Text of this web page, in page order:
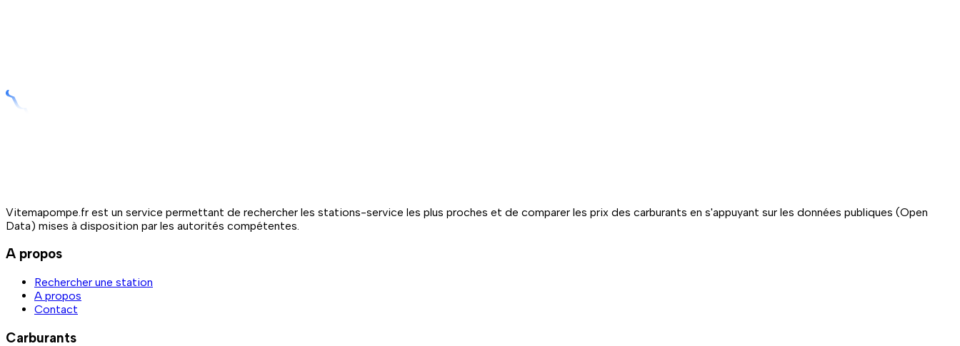
Vitemapompe.fr est un service permettant de rechercher les stations-service les plus proches et de comparer les prix des carburants en s'appuyant sur les données publiques (Open
Data) mises à disposition par les autorités compétentes.
A propos
Rechercher une station
A propos
Contact
Carburants